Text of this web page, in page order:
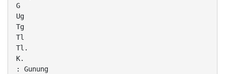
G
Ug
Tg
Tl
Tl.
K.
: Gunung